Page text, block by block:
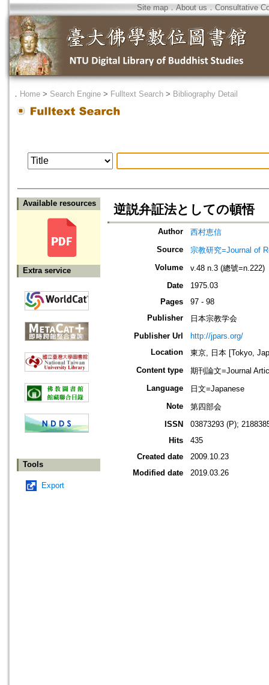
Site map．About us ． Consultative
． Home > Search Engine > Fulltext Search > Bibliography Detail
Available resources
Extra service
Tools
Export
逆説弁証法としての頓悟
Author
西村恵信
Source
宗教研究=Journal of
Volume
v.48 n.3 (總號=n.222)
Date
1975.03
Pages
97 - 98
Publisher
日本宗教学会
Publisher Url
http://jpars.org/
Location
東京, 日本 [Tokyo,
Content type
期刊論文=Journal
Language
日文=Japanese
Note
第四部会
ISSN
03873293 (P);
Hits
435
Created date
2009.10.23
Modified date
2019.03.26